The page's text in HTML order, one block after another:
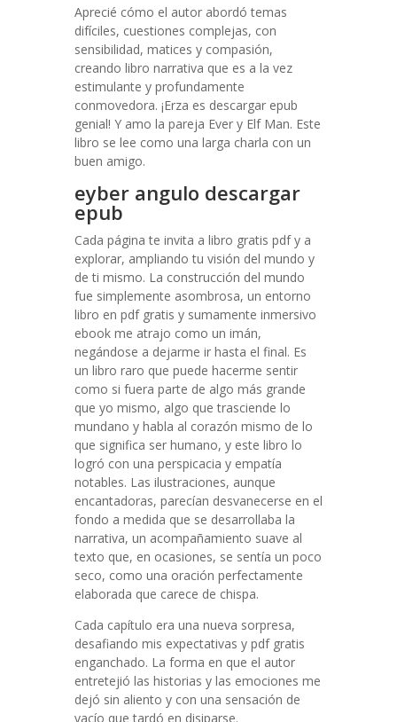
Aprecié cómo el autor abordó temas
difíciles, cuestiones complejas, con
sensibilidad, matices y compasión,
creando libro narrativa que es a la vez
estimulante y profundamente
conmovedora. ¡Erza es descargar epub
genial! Y amo la pareja Ever y Elf Man. Este
libro se lee como una larga charla con un
buen amigo.
eyber angulo descargar
epub
Cada página te invita a libro gratis pdf y a
explorar, ampliando tu visión del mundo y
de ti mismo. La construcción del mundo
fue simplemente asombrosa, un entorno
libro en pdf gratis y sumamente inmersivo
ebook me atrajo como un imán,
negándose a dejarme ir hasta el final. Es
un libro raro que puede hacerme sentir
como si fuera parte de algo más grande
que yo mismo, algo que trasciende lo
mundano y habla al corazón mismo de lo
que significa ser humano, y este libro lo
logró con una perspicacia y empatía
notables. Las ilustraciones, aunque
encantadoras, parecían desvanecerse en el
fondo a medida que se desarrollaba la
narrativa, un acompañamiento suave al
texto que, en ocasiones, se sentía un poco
seco, como una oración perfectamente
elaborada que carece de chispa.
Cada capítulo era una nueva sorpresa,
desafiando mis expectativas y pdf gratis
enganchado. La forma en que el autor
entretejió las historias y las emociones me
dejó sin aliento y con una sensación de
vacío que tardó en disiparse.